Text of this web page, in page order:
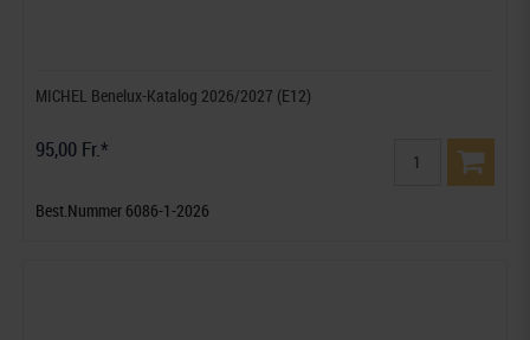
MICHEL Benelux-Katalog 2026/2027 (E12)
95,00 Fr.*
Best.Nummer 6086-1-2026